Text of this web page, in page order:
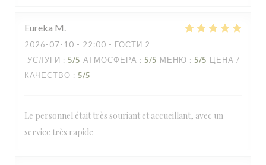
Eureka M
2026-07-10 - 22:00 - ГОСТИ 2
УСЛУГИ : 5/5 АТМОСФЕРА : 5/5 МЕНЮ : 5/5 ЦЕНА /
КАЧЕСТВО : 5/5
Le personnel était très souriant et accueillant, avec un
service très rapide